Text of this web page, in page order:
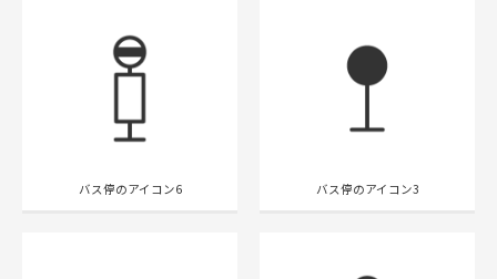
バス停のアイコン6 バス停のアイコン3